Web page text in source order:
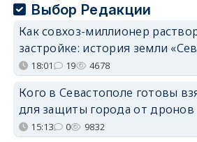
Выбор Редакции
Как совхоз-миллионер
застройке: история земли
18:01 19 4678
Кого в Севастополе готовы
для защиты города от дронов
15:13 0 9832